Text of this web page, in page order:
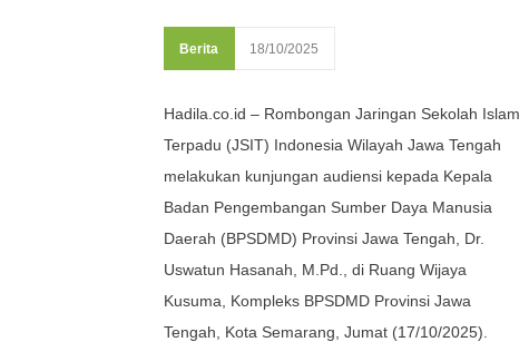
Berita 18/10/2025
Hadila.co.id – Rombongan Jaringan Sekolah Islam
Terpadu (JSIT) Indonesia Wilayah Jawa Tengah
melakukan kunjungan audiensi kepada Kepala
Badan Pengembangan Sumber Daya Manusia
Daerah (BPSDMD) Provinsi Jawa Tengah, Dr.
Uswatun Hasanah, M.Pd., di Ruang Wijaya
Kusuma, Kompleks BPSDMD Provinsi Jawa
Tengah, Kota Semarang, Jumat (17/10/2025).